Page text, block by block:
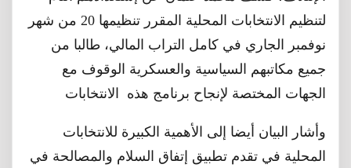
لتنظيم الانتخابات المحلية المقرر تنظيمها 20 من شهر
نوفمبر الجاري في كامل التراب المالي، طالبا من
جميع مكاتبهم السياسية والعسكرية الوقوف مع
الجهات المختصة لإنجاح برنامج هذه الانتخابات
المحلية في تقدم تطبيق إتفاق السلام والمصالحة في